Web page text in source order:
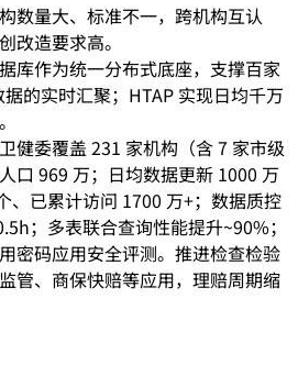
数量大、标准不一，跨机构互认
改造要求高。
库作为统一分布式底座，支撑百家
的实时汇聚；HTAP 实现日均千万
健委覆盖 231 家机构（含 7 家市级
口 969 万；日均数据更新 1000 万
、已累计访问 1700 万+；数据质控
；多表联合查询性能提升~90%；
密码应用安全评测。推进检查检验
管、商保快赔等应用，理赔周期缩